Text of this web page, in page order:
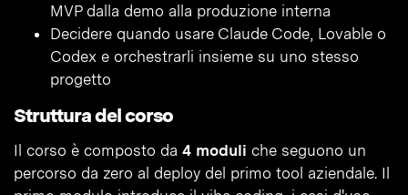
MVP dalla demo alla produzione interna
Decidere quando usare Claude Code, Lovable o
Codex e orchestrarli insieme su uno stesso
progetto
Struttura del corso
Il corso è composto da 4 moduli che seguono un
percorso da zero al deploy del primo tool aziendale. Il